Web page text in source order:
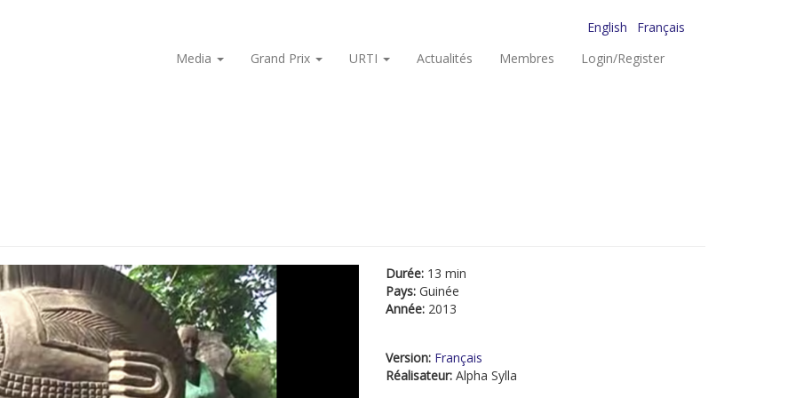
English
Français
Media
Grand Prix URTI Actualités Membres Login/Register
Durée: 13 min
Pays: Guinée
Année: 2013
Version: Français
Réalisateur: Alpha Sylla